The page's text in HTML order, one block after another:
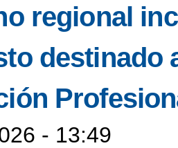
regional
destinado
- 13:49